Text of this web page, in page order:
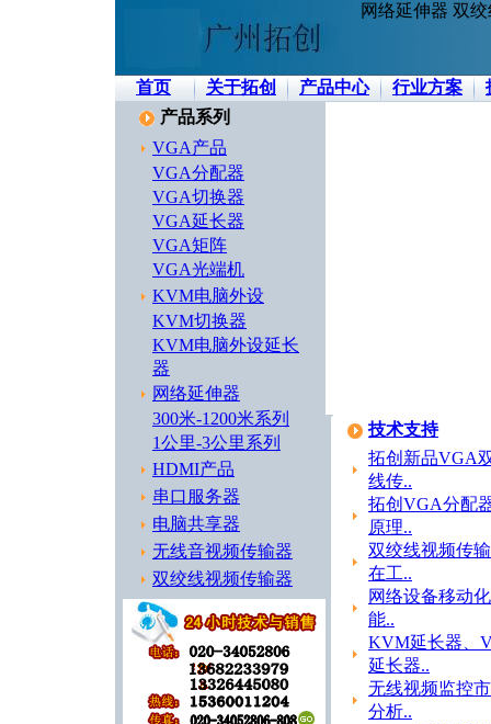
网络延伸器 双
首页 关于拓创 产品中心 行业方案
产品系列
VGA产品
VGA分配器
VGA切换器
VGA延长器
VGA矩阵
VGA光端机
KVM电脑外设
KVM切换器
KVM电脑外设延长
器
网络延伸器
300米-1200米系列
1公里-3公里系列
HDMI产品
串口服务器
电脑共享器
无线音视频传输器
双绞线视频传输器
技术支持
拓创新品VGA
线传..
拓创VGA分配
原理..
双绞线视频传
在工..
网络设备移动
能..
KVM延长器、
延长器..
无线视频监控
分析..